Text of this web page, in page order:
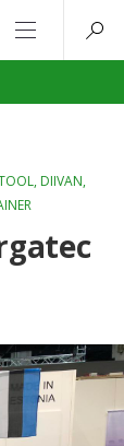
, DIIVAN,